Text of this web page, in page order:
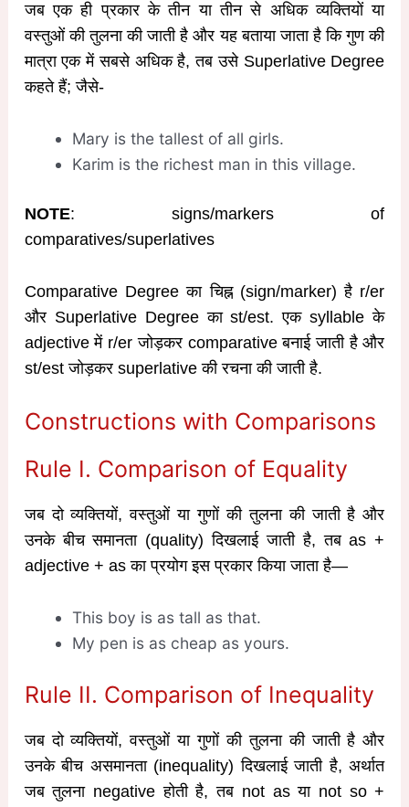
जब एक ही प्रकार के तीन या तीन से अधिक व्यक्तियों या
वस्तुओं की तुलना की जाती है और यह बताया जाता है कि गुण की
मात्रा एक में सबसे अधिक है, तब उसे Superlative Degree
कहते हैं; जैसे-
Mary is the tallest of all girls.
Karim is the richest man in this village.
NOTE: signs/markers of
comparatives/superlatives
Comparative Degree का चिह्न (sign/marker) है r/er
और Superlative Degree का st/est. एक syllable के
adjective में r/er जोड़कर comparative बनाई जाती है और
st/est जोड़कर superlative की रचना की जाती है.
Constructions with Comparisons
Rule I. Comparison of Equality
जब दो व्यक्तियों, वस्तुओं या गुणों की तुलना की जाती है और
उनके बीच समानता (quality) दिखलाई जाती है, तब as +
adjective + as का प्रयोग इस प्रकार किया जाता है—
This boy is as tall as that.
My pen is as cheap as yours.
Rule II. Comparison of Inequality
जब दो व्यक्तियों, वस्तुओं या गुणों की तुलना की जाती है और
उनके बीच असमानता (inequality) दिखलाई जाती है, अर्थात
जब तुलना negative होती है, तब not as या not so +